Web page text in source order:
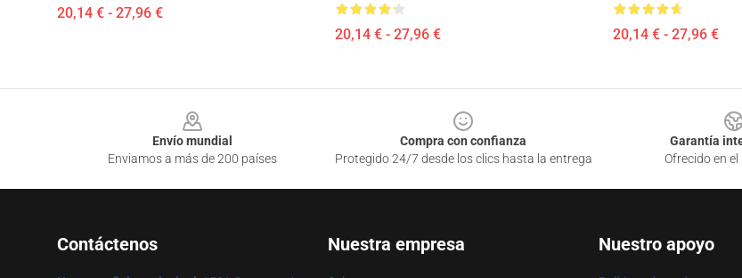
20,14 € - 27,96 €
20,14 € - 27,96 € 20,14 € - 27,96 €
Envío mundial
Enviamos a más de 200 países
Compra con confianza
Protegido 24/7 desde los clics hasta la entrega
Garantía
Ofrecido en
Contáctenos Nuestra empresa Nuestro apoyo